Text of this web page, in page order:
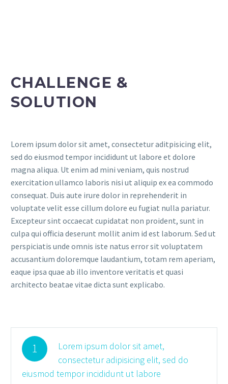
CHALLENGE &
SOLUTION
Lorem ipsum dolor sit amet, consectetur aditpisicing elit,
sed do eiusmod tempor incididunt ut labore et dolore
magna aliqua. Ut enim ad mini veniam, quis nostrud
exercitation ullamco laboris nisi ut aliquip ex ea commodo
consequat. Duis aute irure dolor in reprehenderit in
voluptate velit esse cillum dolore eu fugiat nulla pariatur.
Excepteur sint occaecat cupidatat non proident, sunt in
culpa qui officia deserunt mollit anim id est laborum. Sed ut
perspiciatis unde omnis iste natus error sit voluptatem
accusantium doloremque laudantium, totam rem aperiam,
eaque ipsa quae ab illo inventore veritatis et quasi
architecto beatae vitae dicta sunt explicabo.
1
Lorem ipsum dolor sit amet,
consectetur adipisicing elit, sed do
eiusmod tempor incididunt ut labore